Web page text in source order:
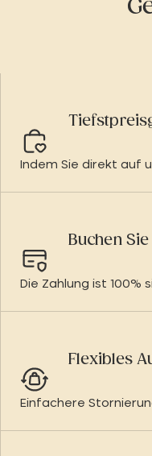
Indem Sie direkt auf
Buchen
Die Zahlung ist 100%
Flexibles
Einfachere